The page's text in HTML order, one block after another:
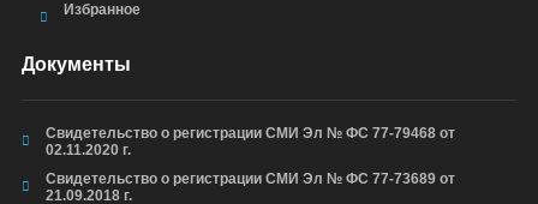
Избранное
Документы
Свидетельство о регистрации СМИ Эл № ФС 77-79468 от
02.11.2020 г.
Свидетельство о регистрации СМИ Эл № ФС 77-73689 от
21.09.2018 г.